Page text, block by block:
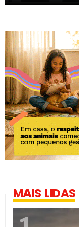
MAIS LIDAS